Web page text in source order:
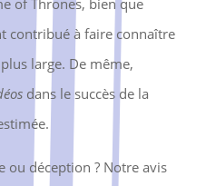
of Thrones, bien que
contribué à faire connaître
large. De même,
dans le succès de la
ou déception ? Notre avis